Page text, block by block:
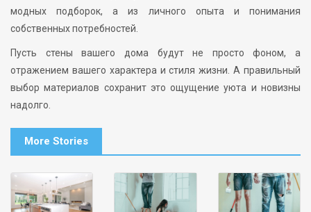
модных подборок, а из личного опыта и понимания
собственных потребностей.
Пусть стены вашего дома будут не просто фоном, а
отражением вашего характера и стиля жизни. А правильный
выбор материалов сохранит это ощущение уюта и новизны
надолго.
More Stories